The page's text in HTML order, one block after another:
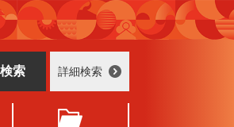
詳細検索